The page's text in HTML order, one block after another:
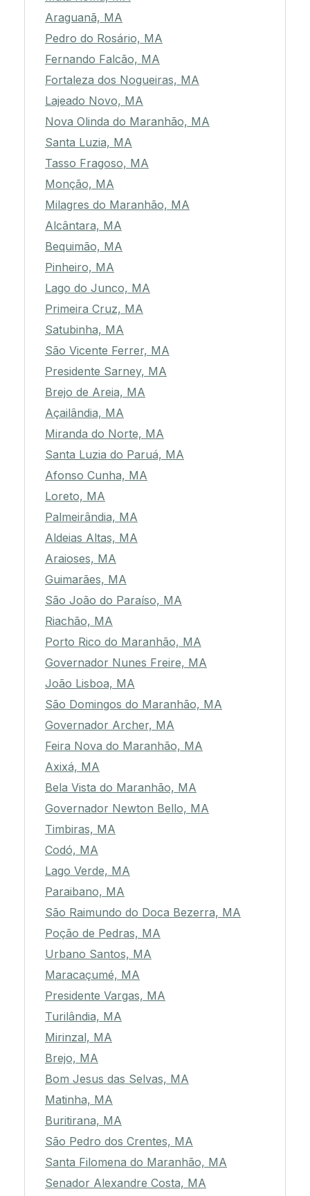
Araguanã, MA
Pedro do Rosário, MA
Fernando Falcão, MA
Fortaleza dos Nogueiras, MA
Lajeado Novo, MA
Nova Olinda do Maranhão, MA
Santa Luzia, MA
Tasso Fragoso, MA
Monção, MA
Milagres do Maranhão, MA
Alcântara, MA
Bequimão, MA
Pinheiro, MA
Lago do Junco, MA
Primeira Cruz, MA
Satubinha, MA
São Vicente Ferrer, MA
Presidente Sarney, MA
Brejo de Areia, MA
Açailândia, MA
Miranda do Norte, MA
Santa Luzia do Paruá, MA
Afonso Cunha, MA
Loreto, MA
Palmeirândia, MA
Aldeias Altas, MA
Araioses, MA
Guimarães, MA
São João do Paraíso, MA
Riachão, MA
Porto Rico do Maranhão, MA
Governador Nunes Freire, MA
João Lisboa, MA
São Domingos do Maranhão, MA
Governador Archer, MA
Feira Nova do Maranhão, MA
Axixá, MA
Bela Vista do Maranhão, MA
Governador Newton Bello, MA
Timbiras, MA
Codó, MA
Lago Verde, MA
Paraibano, MA
São Raimundo do Doca Bezerra, MA
Poção de Pedras, MA
Urbano Santos, MA
Maracaçumé, MA
Presidente Vargas, MA
Turilândia, MA
Mirinzal, MA
Brejo, MA
Bom Jesus das Selvas, MA
Matinha, MA
Buritirana, MA
São Pedro dos Crentes, MA
Santa Filomena do Maranhão, MA
Senador Alexandre Costa, MA